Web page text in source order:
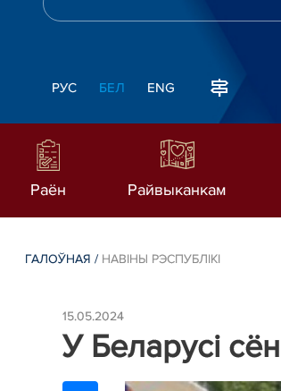
РУС БЕЛ ENG
Раён Райвыканкам
ГАЛОЎНАЯ / НАВIНЫ РЭСПУБЛIКI
15.05.2024
У Беларусі